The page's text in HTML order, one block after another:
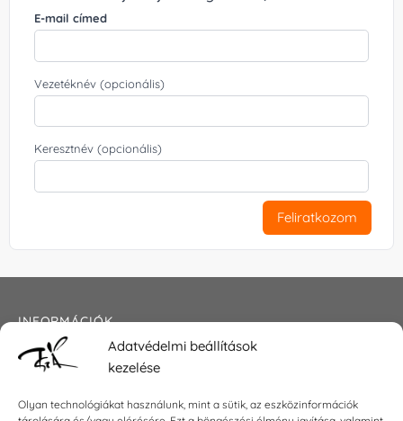
Adatvédelmi beállítások
kezelése
Olyan technológiákat használunk, mint a sütik, az eszközinformációk
E-mail címed
Vezetéknév (opcionális)
Keresztnév (opcionális)
Feliratkozom
INFORMÁCIÓK
Általános szerződési feltételek
Impresszum